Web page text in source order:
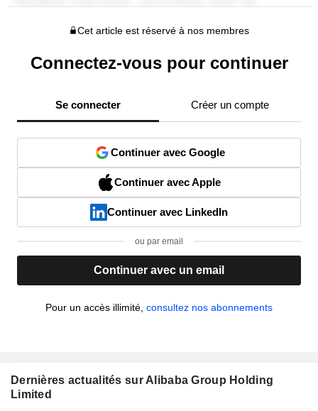
Cet article est réservé à nos membres
Connectez-vous pour continuer
Se connecter Créer un compte
Continuer avec Google
Continuer avec Apple
Continuer avec LinkedIn
ou par email
Continuer avec un email
Pour un accès illimité, consultez nos abonnements
Dernières actualités sur Alibaba Group Holding
Limited